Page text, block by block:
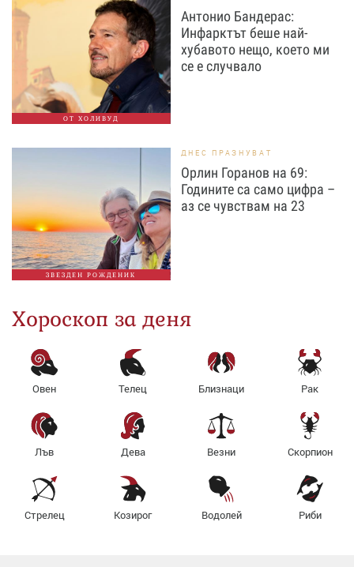
ОТ ХОЛИВУД
Антонио Бандерас:
Инфарктът беше най-
хубавото нещо, което ми
се е случвало
ЗВЕЗДЕН РОЖДЕНИК
ДНЕС ПРАЗНУВАТ
Орлин Горанов на 69:
Годините са само цифра –
аз се чувствам на 23
Хороскоп за деня
Овен Телец Близнаци Рак
Лъв Дева Везни Скорпион
Стрелец Козирог Водолей Риби